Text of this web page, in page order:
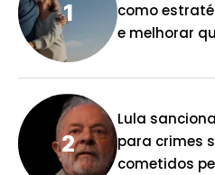
como
e melhorar
Lula
para crimes
cometidos